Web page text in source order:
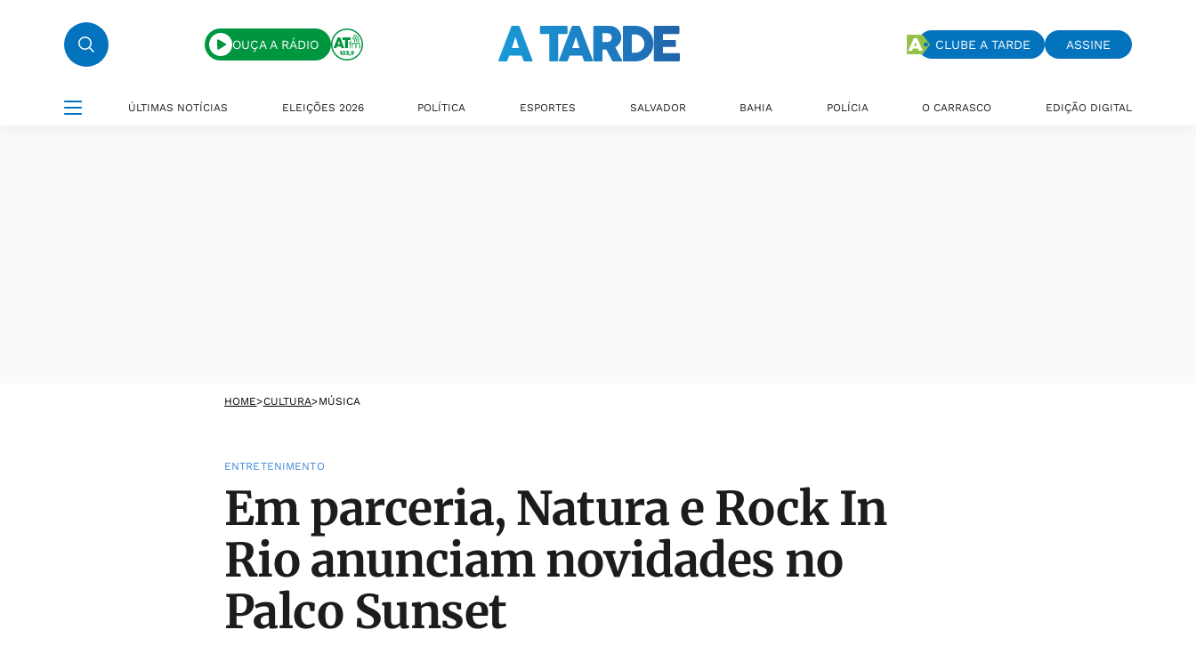
OUÇA A RÁDIO CLUBE A TARDE ASSINE
ÚLTIMAS NOTÍCIAS ELEIÇÕES 2026 POLÍTICA ESPORTES SALVADOR BAHIA POLÍCIA O CARRASCO EDIÇÃO DIGITAL
HOME>CULTURA>MÚSICA
ENTRETENIMENTO
Em parceria, Natura e Rock In
Rio anunciam novidades no
Palco Sunset